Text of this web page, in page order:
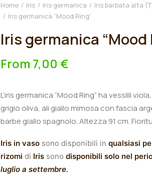
Home Iris Iris germanica
Iris barbata alta
Iris germanica “Mood Ring”
Iris germanica “Mood
From 7,00 €
L’iris germanica “Mood Ring” havessilli
grigio oliva, ali giallo mimosa con fascia
barbe giallo spagnolo.Altezza 91 cm.
Iris in vaso sono disponibili in qualsiasi
rizomi di Iris sono disponibili solo nel
luglio a settembre.